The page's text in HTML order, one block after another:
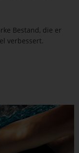
Bestand, die er
verbessert.